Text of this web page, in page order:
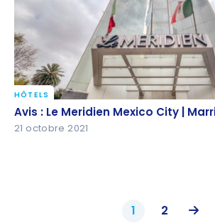
Avis : Le Meridien Mexico City |
HÔTELS
Avis : Le Meridien Mexico City |
21 octobre 2021
1 2